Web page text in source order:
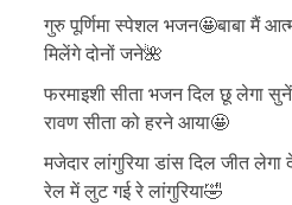
गुरु पूर्णिमा स्पेशल भजन🤩बाबा मैं
मिलेंगे दोनों जने🌺
फरमाइशी सीता भजन दिल छू लेगा
रावण सीता को हरने आया🤩
मजेदार लांगुरिया डांस दिल जीत
रेल में लुट गई रे लांगुरिया🤣